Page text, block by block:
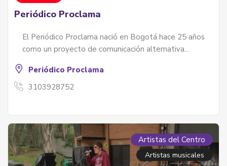
Periódico Proclama
El Periódico Proclama nació en Bogotá hace 25 años
como un proyecto de comunicación alternativa...
Periódico Proclama
3103928752
Artistas del Centro
Artistas musicales